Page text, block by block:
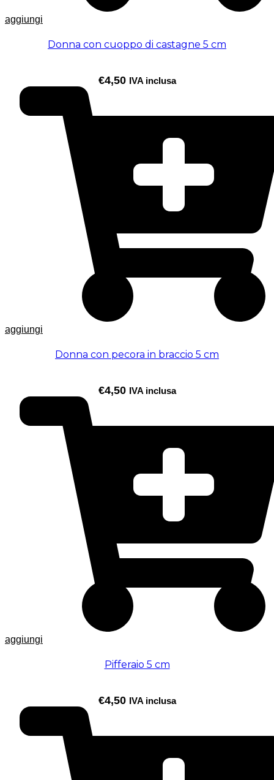
aggiungi
Donna con cuoppo di castagne 5 cm
€4,50 IVA inclusa
aggiungi
Donna con pecora in braccio 5 cm
€4,50 IVA inclusa
aggiungi
Pifferaio 5 cm
€4,50 IVA inclusa